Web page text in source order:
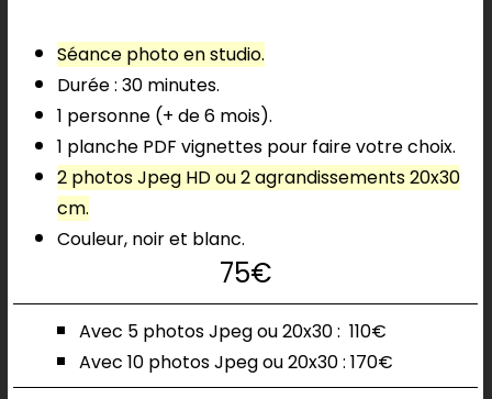
Séance photo en studio.
Durée : 30 minutes.
1 personne (+ de 6 mois).
1 planche PDF vignettes pour faire votre choix.
2 photos Jpeg HD ou 2 agrandissements 20x30
cm.
Couleur, noir et blanc.
75€
Avec 5 photosJpeg ou 20x30 : 110€
Avec 10 photosJpeg ou 20x30 : 170€